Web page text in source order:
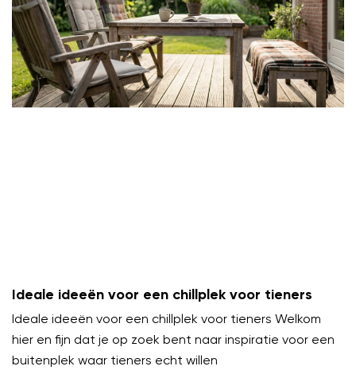
Ideale ideeën voor een chillplek voor tieners
Ideale ideeën voor een chillplek voor tieners Welkom
hier en fijn dat je op zoek bent naar inspiratie voor een
buitenplek waar tieners echt willen